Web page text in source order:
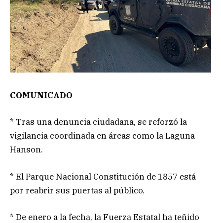
COMUNICADO
* Tras una denuncia ciudadana, se reforzó la
vigilancia coordinada en áreas como la Laguna
Hanson.
* El Parque Nacional Constitución de 1857 está
por reabrir sus puertas al público.
* De enero a la fecha, la Fuerza Estatal ha teñido